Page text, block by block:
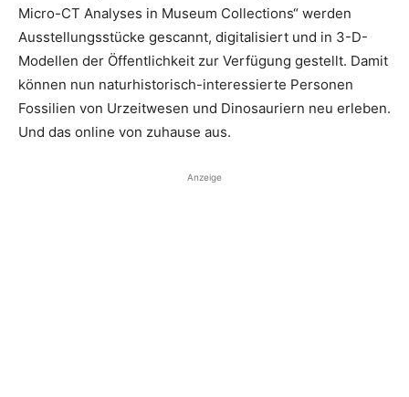
Micro-CT Analyses in Museum Collections“ werden
Ausstellungsstücke gescannt, digitalisiert und in 3-D-
Modellen der Öffentlichkeit zur Verfügung gestellt. Damit
können nun naturhistorisch-interessierte Personen
Fossilien von Urzeitwesen und Dinosauriern neu erleben.
Und das online von zuhause aus.
Anzeige